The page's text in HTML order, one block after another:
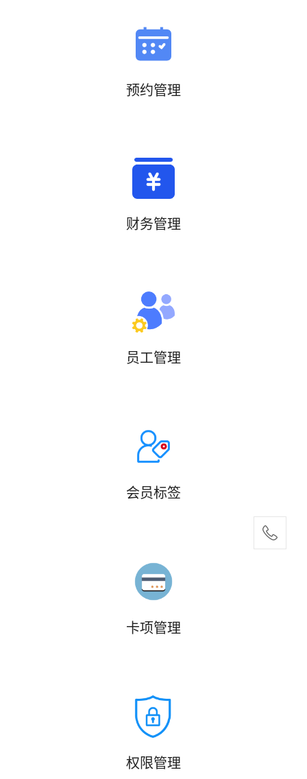
预约管理
财务管理
员工管理
会员标签
卡项管理
权限管理